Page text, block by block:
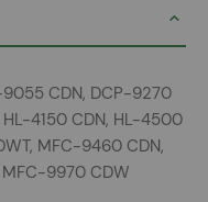
CDN, DCP-9270
4150 CDN, HL-4500
MFC-9460 CDN,
9970 CDW